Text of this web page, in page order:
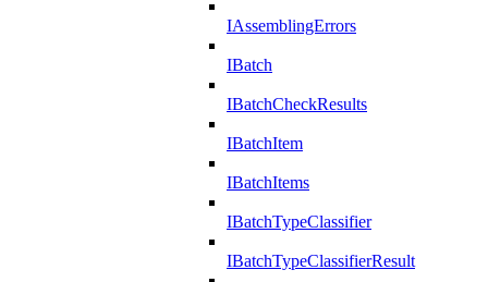
IAssemblingErrors
IBatch
IBatchCheckResults
IBatchItem
IBatchItems
IBatchTypeClassifier
IBatchTypeClassifierResult